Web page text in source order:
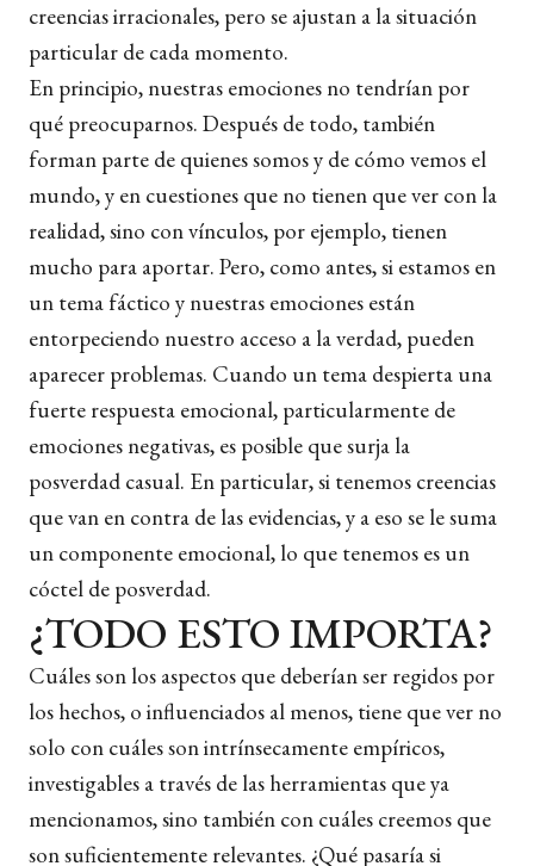
creencias irracionales, pero se ajustan a la situación
particular de cada momento.
En principio, nuestras emociones no tendrían por
qué preocuparnos. Después de todo, también
forman parte de quienes somos y de cómo vemos el
mundo, y en cuestiones que no tienen que ver con la
realidad, sino con vínculos, por ejemplo, tienen
mucho para aportar. Pero, como antes, si estamos en
un tema fáctico y nuestras emociones están
entorpeciendo nuestro acceso a la verdad, pueden
aparecer problemas. Cuando un tema despierta una
fuerte respuesta emocional, particularmente de
emociones negativas, es posible que surja la
posverdad casual. En particular, si tenemos creencias
que van en contra de las evidencias, y a eso se le suma
un componente emocional, lo que tenemos es un
cóctel de posverdad.
¿TODO ESTO IMPORTA?
Cuáles son los aspectos que deberían ser regidos por
los hechos, o influenciados al menos, tiene que ver no
solo con cuáles son intrínsecamente empíricos,
investigables a través de las herramientas que ya
mencionamos, sino también con cuáles creemos que
son suficientemente relevantes. ¿Qué pasaría si